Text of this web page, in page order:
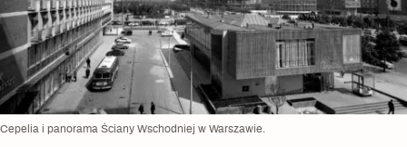
Cepelia i panorama Ściany Wschodniej w Warszawie.